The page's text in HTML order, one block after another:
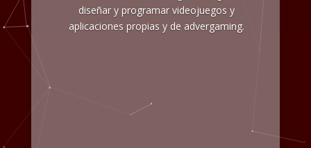
diseñar y programar videojuegos y
aplicaciones propias y de advergaming.